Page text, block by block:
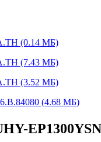
(0.14 МБ)
(7.43 МБ)
(3.52 МБ)
(4.68 МБ)